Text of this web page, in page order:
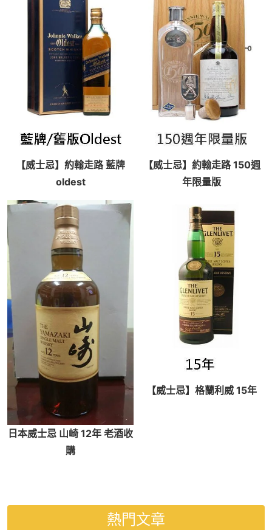
【威士忌】約翰走路 藍牌
oldest
【威士忌】約翰走路 150週
年限量版
日本威士忌 山崎 12年 老酒收
購
【威士忌】格蘭利威 15年
熱門文章